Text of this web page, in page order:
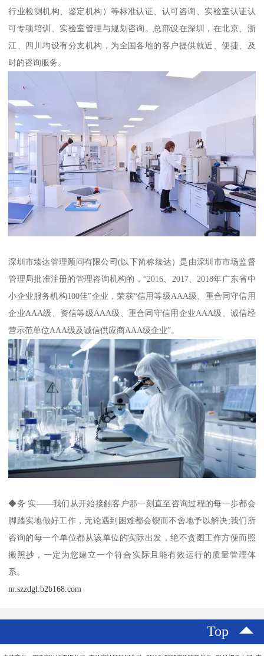
行业检测机构、鉴定机构）等标准认证、认可咨询、实验室认证认
可专项培训、实验室管理与规划咨询。总部设在深圳，在北京、浙
江、四川均设有分支机构，为全国各地的客户提供就近、便捷、及
时的咨询服务。
深圳市臻达管理顾问有限公司(以下简称臻达）是由深圳市市场监督
管理局批准注册的管理咨询机构的，“2016、2017、2018年广东省中
小企业服务机构100佳”企业，荣获“信用等级AAA级、重合同守信用
企业AAA级、资信等级AAA级、重合同守信用企业AAA级、诚信经
营示范单位AAA级及诚信供应商AAA级企业”。
◆务 实——我们从开始接触客户那一刻直至咨询过程的每一步都会
脚踏实地做好工作，无论遇到困难都会锲而不舍地予以解决;我们所
咨询的每一个单位都从该单位的实际出发，绝不贪图工作方便而照
搬照抄，一定为您建立一个符合实际且能有效运行的质量管理体
系。
m.szzdgl.b2b168.com
Top